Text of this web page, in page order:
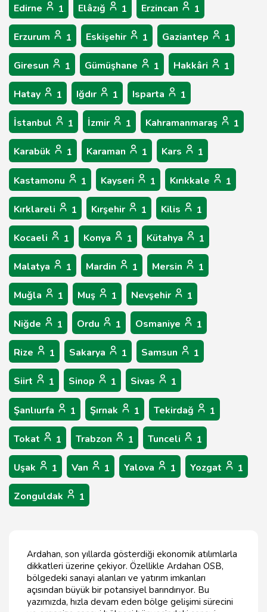
Edirne 1 Elâzığ 1 Erzincan 1
Erzurum 1 Eskişehir 1 Gaziantep 1
Giresun 1 Gümüşhane 1 Hakkâri 1
Hatay 1 Iğdır 1 Isparta 1
İstanbul 1 İzmir 1 Kahramanmaraş 1
Karabük 1 Karaman 1 Kars 1
Kastamonu 1 Kayseri 1 Kırıkkale 1
Kırklareli 1 Kırşehir 1 Kilis 1
Kocaeli 1 Konya 1 Kütahya 1
Malatya 1 Mardin 1 Mersin 1
Muğla 1 Muş 1 Nevşehir 1
Niğde 1 Ordu 1 Osmaniye 1
Rize 1 Sakarya 1 Samsun 1
Siirt 1 Sinop 1 Sivas 1
Şanlıurfa 1 Şırnak 1 Tekirdağ 1
Tokat 1 Trabzon 1 Tunceli 1
Uşak 1 Van 1 Yalova 1 Yozgat 1
Zonguldak 1
Ardahan, son yıllarda gösterdiği ekonomik atılımlarla
dikkatleri üzerine çekiyor. Özellikle Ardahan OSB,
bölgedeki sanayi alanları ve yatırım imkanları
açısından büyük bir potansiyel barındırıyor. Bu
yazımızda, hızla devam eden bölge gelişimi sürecini